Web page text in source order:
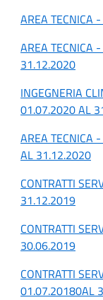
AREA TECNICA
AREA TECNICA
31.12.2020
INGEGNERIA
01.07.2020 AL
AREA TECNICA
AL 31.12.2020
CONTRATTI
31.12.2019
CONTRATTI
30.06.2019
CONTRATTI
01.07.20180AL